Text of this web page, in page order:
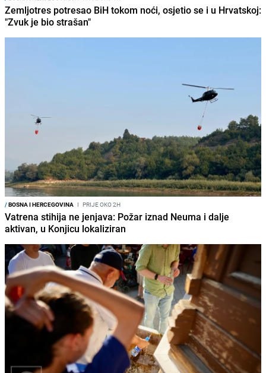
Zemljotres potresao BiH tokom noći, osjetio se i u Hrvatskoj:
"Zvuk je bio strašan"
/BOSNA I HERCEGOVINA I PRIJE OKO 2H
Vatrena stihija ne jenjava: Požar iznad Neuma i dalje
aktivan, u Konjicu lokaliziran